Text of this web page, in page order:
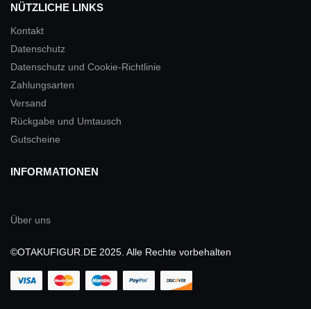
NÜTZLICHE LINKS
Kontakt
Datenschutz
Datenschutz und Cookie-Richtlinie
Zahlungsarten
Versand
Rückgabe und Umtausch
Gutscheine
INFORMATIONEN
Über uns
©OTAKUFIGUR.DE 2025. Alle Rechte vorbehalten